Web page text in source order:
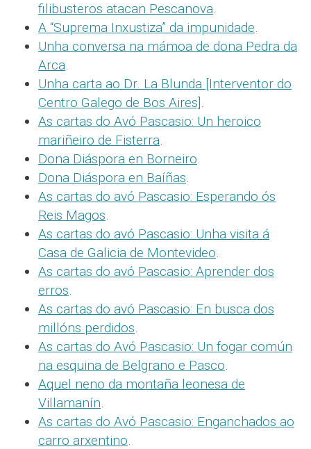
filibusteros atacan Pescanova.
A “Suprema Inxustiza” da impunidade.
Unha conversa na mámoa de dona Pedra da
Arca.
Unha carta ao Dr. La Blunda [Interventor do
Centro Galego de Bos Aires].
As cartas do Avó Pascasio: Un heroico
mariñeiro de Fisterra.
Dona Diáspora en Borneiro.
Dona Diáspora en Baíñas.
As cartas do avó Pascasio: Esperando ós
Reis Magos.
As cartas do avó Pascasio: Unha visita á
Casa de Galicia de Montevideo.
As cartas do avó Pascasio: Aprender dos
erros.
As cartas do avó Pascasio: En busca dos
millóns perdidos.
As cartas do Avó Pascasio: Un fogar común
na esquina de Belgrano e Pasco.
Aquel neno da montaña leonesa de
Villamanín.
As cartas do Avó Pascasio: Enganchados ao
carro arxentino.